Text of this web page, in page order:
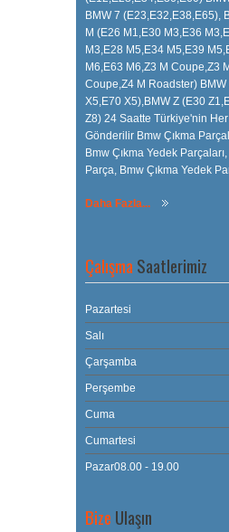
BMW 7 (E23,E32,E38,E65),
M (E26 M1,E30 M3,E36
M3,E28 M5,E34 M5,E39
M6,E63 M6,Z3 M Coupe,Z3
Coupe,Z4 M Roadster) BMW
X5,E70 X5),BMW Z (E30
Z8) 24 Saatte Türkiye'nin
Gönderilir Bmw Çıkma
Bmw Çıkma Yedek
Parça, Bmw Çıkma Yedek
Daha Fazla...
Çalışma Saatlerimiz
Pazartesi
Salı
Çarşamba
Perşembe
Cuma
Cumartesi
Pazar08.00 - 19.00
Bize Ulaşın